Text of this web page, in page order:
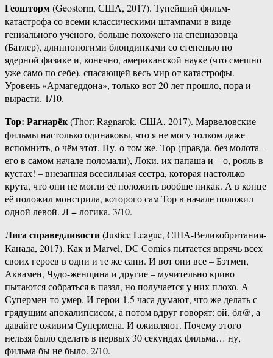
Геошторм(Geostorm, США, 2017). Тупейший фильм-
катастрофа со всеми классическими штампами в виде
гениального учёного, больше похожего на спецназовца
(Батлер), длинноногими блондинками со степенью по
ядерной физике и, конечно, американской науке (что смешно
уже само по себе), спасающей весь мир от катастрофы.
Уровень «Армагеддона», только вот 20 лет прошло, пора и
вырасти. 1/10.
Тор: Рагнарёк(Thor: Ragnarok, США, 2017). Марвеловские
фильмы настолько одинаковы, что я не могу толком даже
вспомнить, о чём этот. Ну, о том же. Тор (правда, без молота –
его в самом начале поломали), Локи, их папаша и – о, рояль в
кустах! – внезапная всесильная сестра, которая настолько
крута, что они не могли её положить вообще никак. А в конце
её положил монстрила, которого сам Тор в начале положил
одной левой. Л = логика. 3/10.
Лига справедливости(Justice League, США-Великобритания-
Канада, 2017). Как и Marvel, DC Comics пытается впрячь всех
своих героев в одни и те же сани. И вот они все – Бэтмен,
Аквамен, Чудо-женщина и другие – мучительно криво
пытаются собраться в паззл, но получается у них плохо. А
Супермен-то умер. И герои 1,5 часа думают, что же делать с
грядущим апокалипсисом, а потом вдруг говорят: ой, бл@, а
давайте оживим Супермена. И оживляют. Почему этого
нельзя было сделать в первых 30 секундах фильма… ну,
фильма бы не было. 2/10.